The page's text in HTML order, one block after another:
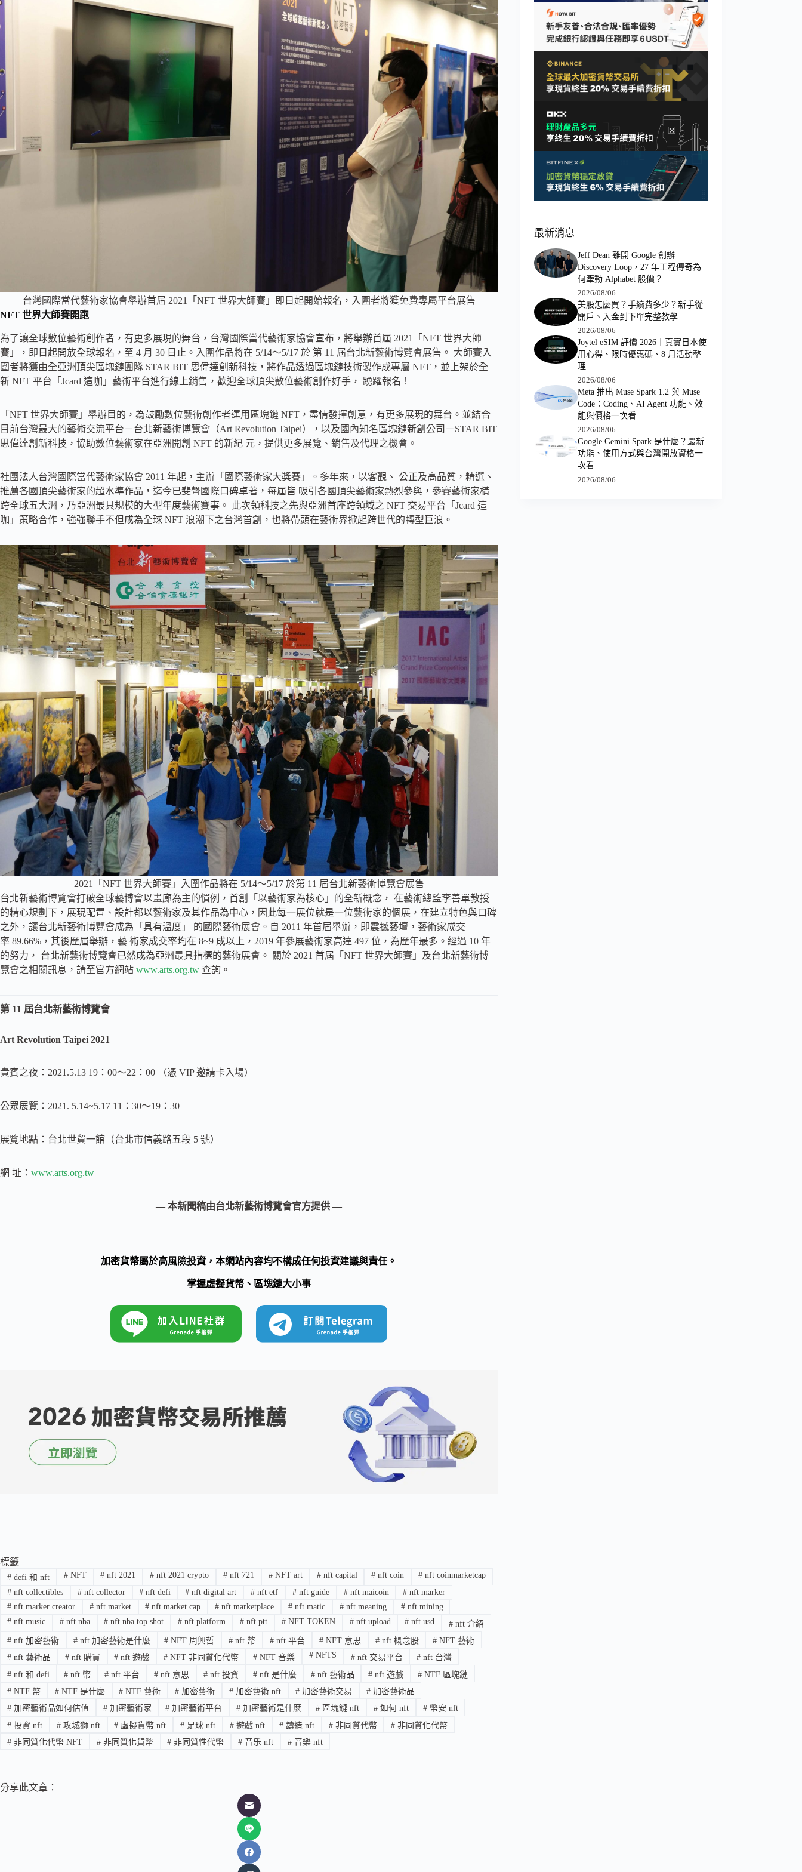
台灣國際當代藝術家協會舉辦首屆 2021「NFT 世界大師賽」即日起開始報名，入圍者將獲免費專屬平台展售
NFT 世界大師賽開跑
為了讓全球數位藝術創作者，有更多展現的舞台，台灣國際當代藝術家協會宣布，將舉辦首屆 2021「NFT 世界大師
賽」，即日起開放全球報名，至 4 月 30 日止。入圍作品將在 5/14～5/17 於 第 11 屆台北新藝術博覽會展售。 大師賽入
圍者將獲由全亞洲頂尖區塊鏈團隊 STAR BIT 思偉達創新科技，將作品透過區塊鏈技術製作成專屬 NFT，並上架於全
新 NFT 平台「Jcard 這咖」藝術平台進行線上銷售，歡迎全球頂尖數位藝術創作好手， 踴躍報名！
「NFT 世界大師賽」舉辦目的，為鼓勵數位藝術創作者運用區塊鏈 NFT，盡情發揮創意，有更多展現的舞台。並結合
目前台灣最大的藝術交流平台－台北新藝術博覽會（Art Revolution Taipei），以及國內知名區塊鏈新創公司－STAR BIT
思偉達創新科技，協助數位藝術家在亞洲開創 NFT 的新紀 元，提供更多展覽、銷售及代理之機會。
社團法人台灣國際當代藝術家協會 2011 年起，主辦「國際藝術家大獎賽」。多年來，以客觀、 公正及高品質，精選、
推薦各國頂尖藝術家的超水準作品，迄今已斐聲國際口碑卓著，每屆皆 吸引各國頂尖藝術家熱烈參與，參賽藝術家橫
跨全球五大洲，乃亞洲最具規模的大型年度藝術賽事。 此次領科技之先與亞洲首座跨領域之 NFT 交易平台「Jcard 這
咖」策略合作，強強聯手不但成為全球 NFT 浪潮下之台灣首創，也將帶頭在藝術界掀起跨世代的轉型巨浪。
2021「NFT 世界大師賽」入圍作品將在 5/14～5/17 於第 11 屆台北新藝術博覽會展售
台北新藝術博覽會打破全球藝博會以畫廊為主的慣例，首創「以藝術家為核心」的全新概念， 在藝術總監李善單教授
的精心規劃下，展現配置、設計都以藝術家及其作品為中心，因此每一展位就是一位藝術家的個展，在建立特色與口碑
之外，讓台北新藝術博覽會成為「具有溫度」 的國際藝術展會。自 2011 年首屆舉辦，即震撼藝壇，藝術家成交
率 89.66%，其後歷屆舉辦，藝 術家成交率均在 8~9 成以上，2019 年參展藝術家高達 497 位，為歷年最多。經過 10 年
的努力， 台北新藝術博覽會已然成為亞洲最具指標的藝術展會。 關於 2021 首屆「NFT 世界大師賽」及台北新藝術博
覽會之相關訊息，請至官方網站 www.arts.org.tw 查詢。
第 11 屆台北新藝術博覽會
Art Revolution Taipei 2021
貴賓之夜：2021.5.13 19：00～22：00 （憑 VIP 邀請卡入場）
公眾展覽：2021. 5.14~5.17 11：30～19：30
展覽地點：台北世貿一館（台北市信義路五段 5 號）
網 址： www.arts.org.tw
— 本新聞稿由台北新藝術博覽會官方提供 —
加密貨幣屬於高風險投資，本網站內容均不構成任何投資建議與責任。
掌握虛擬貨幣、區塊鏈大小事
標籤
#defi 和 nft #NFT # nft 2021 # nft 2021 crypto # nft 721 #NFT art #nft capital # nft coin # nft coinmarketcap
#nft collectibles #nft collector # nft defi # nft digital art # nft etf #nft guide #nft maicoin # nft marker
#nft marker creator #nft market # nft market cap # nft marketplace # nft matic #nft meaning #nft mining
#nft music #nft nba # nft nba top shot # nft platform # nft ptt #NFT TOKEN #nft upload # nft usd # nft 介紹
#nft 加密藝術 #nft 加密藝術是什麼 # NFT 周興哲 # nft 幣 # nft 平台 #NFT 意思 #nft 概念股 # NFT 藝術
#nft 藝術品 #nft 購買 # nft 遊戲 # NFT 非同質化代幣 # NFT 音樂 #NFTS #nft 交易平台 # nft 台灣
#nft 和 defi #nft 幣 # nft 平台 # nft 意思 # nft 投資 #nft 是什麼 #nft 藝術品 # nft 遊戲 # NTF 區塊鏈
#NTF 幣 #NTF 是什麼 # NTF 藝術 # 加密藝術 # 加密藝術 nft #加密藝術交易 #加密藝術品
#加密藝術品如何估值 #加密藝術家 # 加密藝術平台 # 加密藝術是什麼 # 區塊鏈 nft #如何 nft #幣安 nft
#投資 nft #攻城獅 nft # 虛擬貨幣 nft # 足球 nft # 遊戲 nft #鑄造 nft #非同質代幣 # 非同質化代幣
#非同質化代幣 NFT #非同質化貨幣 # 非同質性代幣 # 音乐 nft # 音樂 nft
分享此文章：
最新消息
Jeff Dean 離開 Google 創辦
Discovery Loop，27 年工程傳奇為
何牽動 Alphabet 股價？
2026/08/06
美股怎麼買？手續費多少？新手從
開戶、入金到下單完整教學
2026/08/06
Joytel eSIM 評價 2026｜真實日本使
用心得、限時優惠碼、8 月活動整
理
2026/08/06
Meta 推出 Muse Spark 1.2 與 Muse
Code：Coding、AI Agent 功能、效
能與價格一次看
2026/08/06
Google Gemini Spark 是什麼？最新
功能、使用方式與台灣開放資格一
次看
2026/08/06